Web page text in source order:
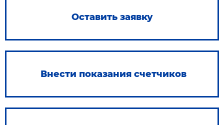
Оставить заявку
Внести показания счетчиков